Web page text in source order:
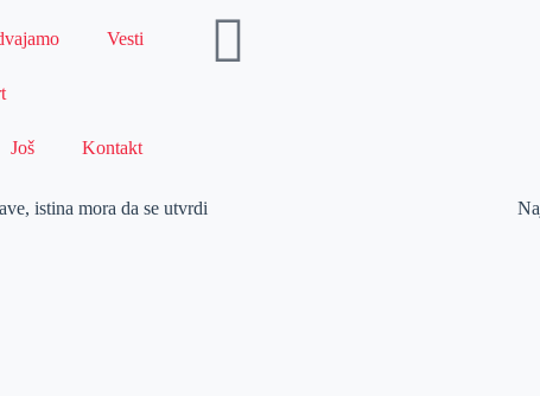
Vesti
Još Kontakt
istina mora da se utvrdi